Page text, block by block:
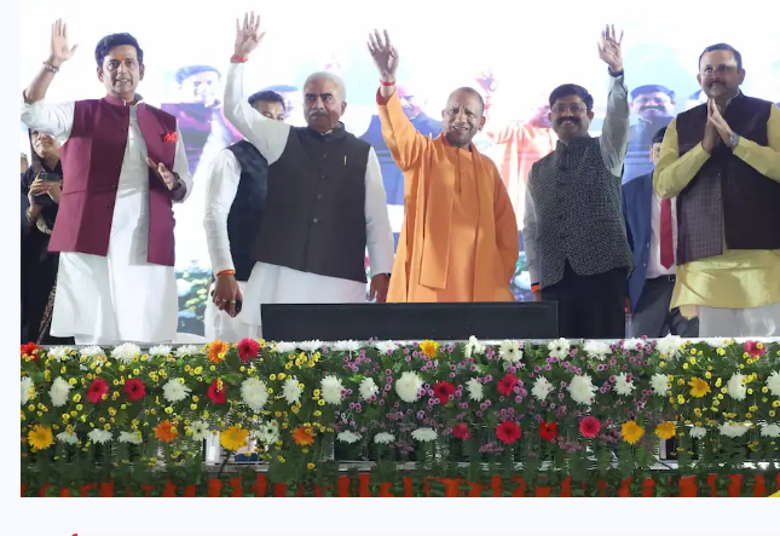
यूपी लेखपाल भर्ती: ओबीसी को
मिली बड़ी राहत, 2158 पदों पर
बंपर वैकेंसी, जनरल कोटे में भारी
कटौती
29 दिसम्बर 2025
वोटर लिस्ट
हुआ बदलाव,
पूरी लिस्ट